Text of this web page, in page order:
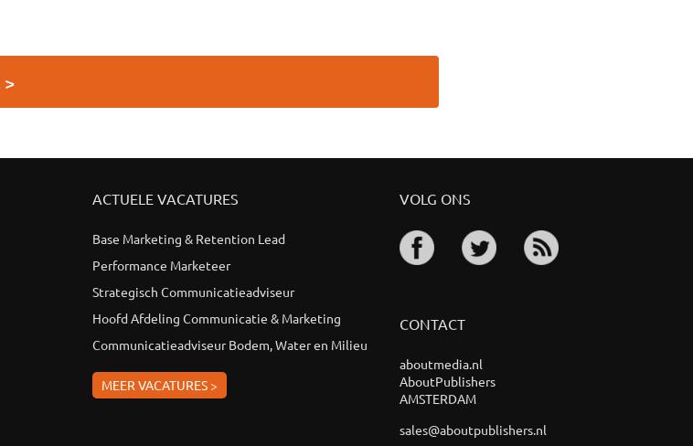
>
ACTUELE VACATURES
Base Marketing & Retention Lead
Performance Marketeer
Strategisch Communicatieadviseur
Hoofd Afdeling Communicatie & Marketing
Communicatieadviseur Bodem, Water en Milieu
MEER VACATURES >
VOLG ONS
CONTACT
aboutmedia.nl
AboutPublishers
AMSTERDAM
sales@aboutpublishers.nl